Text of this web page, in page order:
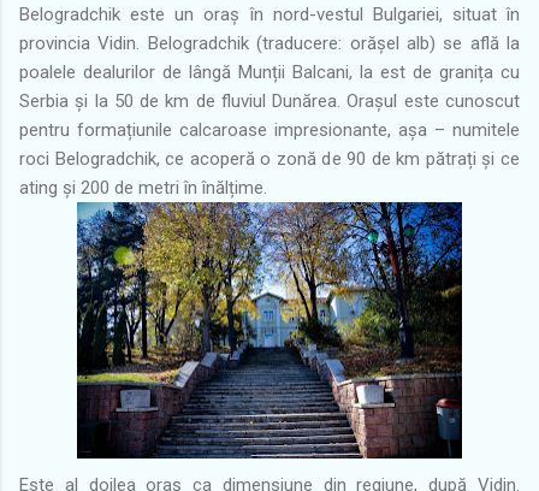
Belogradchik este un oraș în nord-vestul Bulgariei, situat în
provincia Vidin. Belogradchik (traducere: orășel alb) se află la
poalele dealurilor de lângă Munții Balcani, la est de granița cu
Serbia și la 50 de km de fluviul Dunărea. Orașul este cunoscut
pentru formațiunile calcaroase impresionante, așa – numitele
roci Belogradchik, ce acoperă o zonă de 90 de km pătrați și ce
ating și 200 de metri în înălțime.
Este al doilea oraș ca dimensiune din regiune, după Vidin.